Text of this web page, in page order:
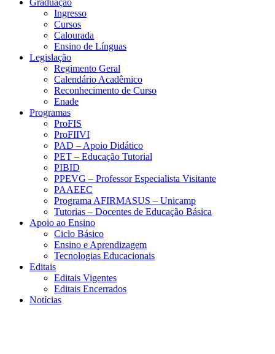
Graduação
Ingresso
Cursos
Calourada
Ensino de Línguas
Legislação
Regimento Geral
Calendário Acadêmico
Reconhecimento de Curso
Enade
Programas
ProFIS
ProFIIVI
PAD – Apoio Didático
PET – Educação Tutorial
PIBID
PPEVG – Professor Especialista Visitante
PAAEEC
Programa AFIRMASUS – Unicamp
Tutorias – Docentes de Educação Básica
Apoio ao Ensino
Ciclo Básico
Ensino e Aprendizagem
Tecnologias Educacionais
Editais
Editais Vigentes
Editais Encerrados
Notícias